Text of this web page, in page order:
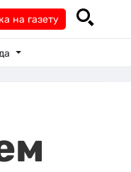
на газету